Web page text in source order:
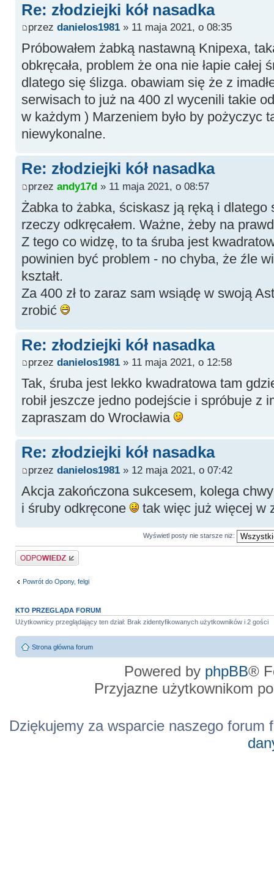
Re: złodziejki kół nasadka
przez danielos1981» 11 maja 2021, o 08:35
Próbowałem żabką nastawną Knipexa,
obkręcała, problem że ona nie łapie
dlatego się ślizga. obawiam się że z
serwisach to już na 400 zl wycenili takie
w każdym ) Marzeniem było by pożyczyc
niewykonalne.
Re: złodziejki kół nasadka
przez andy17d» 11 maja 2021, o 08:57
Żabka to żabka, ściskasz ją ręką i dlatego
rzeczy odkręcałem. Ważne, żeby na
Z tego co widzę, to ta śruba jest
powinien być problem - no chyba, że źle
kształt.
Za 400 zł to zaraz sam wsiądę w swoją
zrobić
Re: złodziejki kół nasadka
przez danielos1981» 11 maja 2021, o 12:58
Tak, śruba jest lekko kwadratowa tam
robił jeszcze jedno podejście i spróbuje z
zapraszam do Wrocławia
Re: złodziejki kół nasadka
przez danielos1981» 12 maja 2021, o 07:42
Akcja zakończona sukcesem, kolega
i śruby odkręcone
tak więc już więcej w
Wyświetl posty nie starsze niż:
Odpowiedz
Powrót do Opony, felgi
KTO PRZEGLĄDA FORUM
Użytkownicy przeglądający ten dział: Brak zidentyfikowanych użytkowników i 2 gości
Strona główna forum
Powered by phpBB®
Przyjazne użytkownikom
Dziękujemy za wsparcie naszego